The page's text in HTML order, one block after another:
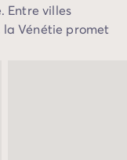
Entre villes
la Vénétie promet